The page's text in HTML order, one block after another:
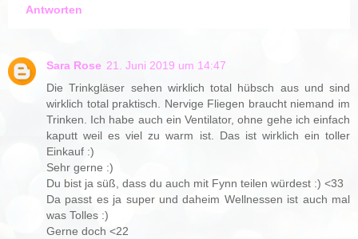
Antworten
Sara Rose 21. Juni 2019 um 14:47
Die Trinkgläser sehen wirklich total hübsch aus und sind
wirklich total praktisch. Nervige Fliegen braucht niemand im
Trinken. Ich habe auch ein Ventilator, ohne gehe ich einfach
kaputt weil es viel zu warm ist. Das ist wirklich ein toller
Einkauf :)
Sehr gerne :)
Du bist ja süß, dass du auch mit Fynn teilen würdest :) <33
Da passt es ja super und daheim Wellnessen ist auch mal
was Tolles :)
Gerne doch <22